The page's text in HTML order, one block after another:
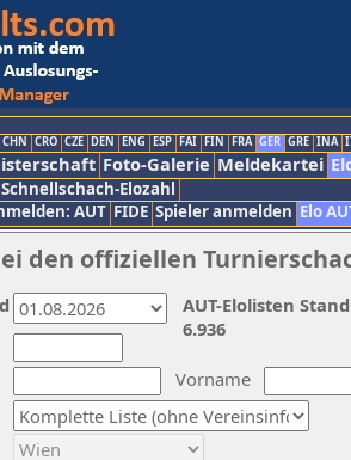
CHN CRO CZE DEN ENG ESP FAI FIN FRA GER GRE INA
Foto-Galerie Meldekartei
Schnellschach-Elozahl
AUT FIDE Spieler anmelden Elo
den offiziellen
Vorname
AUT-Elolisten
6.936